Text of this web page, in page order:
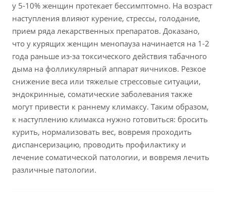
у 5-10% женщин протекает бессимптомно. На возраст
наступления влияют курение, стрессы, голодание,
прием ряда лекарственных препаратов. Доказано,
что у курящих женщин менопауза начинается на 1-2
года раньше из-за токсического действия табачного
дыма на фолликулярный аппарат яичников. Резкое
снижение веса или тяжелые стрессовые ситуации,
эндокринные, соматические заболевания также
могут привести к раннему климаксу. Таким образом,
к наступлению климакса нужно готовиться: бросить
курить, нормализовать вес, вовремя проходить
диспансеризацию, проводить профилактику и
лечение соматической патологии, и вовремя лечить
различные патологии.